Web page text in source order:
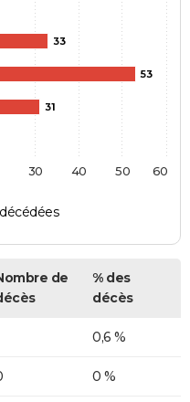
33
53
31
30 40 50 60
de
% des
décès
0,6 %
0 %